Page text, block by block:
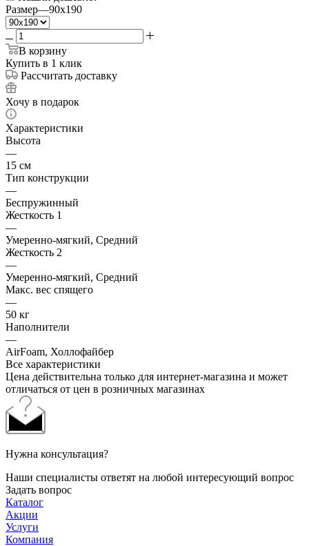
Размер—90x190
В корзину
Купить в 1 клик
Рассчитать доставку
Хочу в подарок
Характеристики
Высота
—
15 см
Тип конструкции
—
Беспружинный
Жесткость 1
—
Умеренно-мягкий, Средний
Жесткость 2
—
Умеренно-мягкий, Средний
Макс. вес спящего
—
50 кг
Наполнители
—
AirFoam, Холлофайбер
Все характеристики
Цена действительна только для интернет-магазина и может
отличаться от цен в розничных магазинах
Нужна консультация?
Наши специалисты ответят на любой интересующий вопрос
Задать вопрос
Каталог
Акции
Услуги
Компания